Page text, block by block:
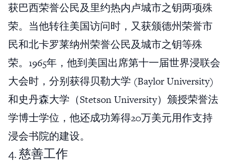
获巴西荣誉公民及里约热内卢城市之钥两项殊
荣。当他转往美国访问时，又获颁德州荣誉市
民和北卡罗莱纳州荣誉公民及城市之钥等殊
荣。1965年，他到美国出席第十一届世界浸联会
大会时，分别获得贝勒大学 (Baylor University)
和史丹森大学（Stetson University）颁授荣誉法
学博士学位，他还成功筹得20万美元用作支持
浸会书院的建设。
4. 慈善工作